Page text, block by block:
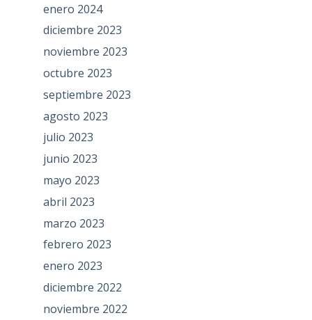
enero 2024
diciembre 2023
noviembre 2023
octubre 2023
septiembre 2023
agosto 2023
julio 2023
junio 2023
mayo 2023
abril 2023
marzo 2023
febrero 2023
enero 2023
diciembre 2022
noviembre 2022